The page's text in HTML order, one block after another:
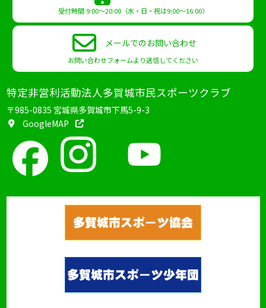
受付時間 9:00～20:00（水・日・祝は9:00～16:00）
メールでのお問い合わせ
お問い合わせフォームより送信してください
特定非営利活動法人多賀城市民スポーツクラブ
〒985-0835 宮城県多賀城市下馬5-9-3
GoogleMAP